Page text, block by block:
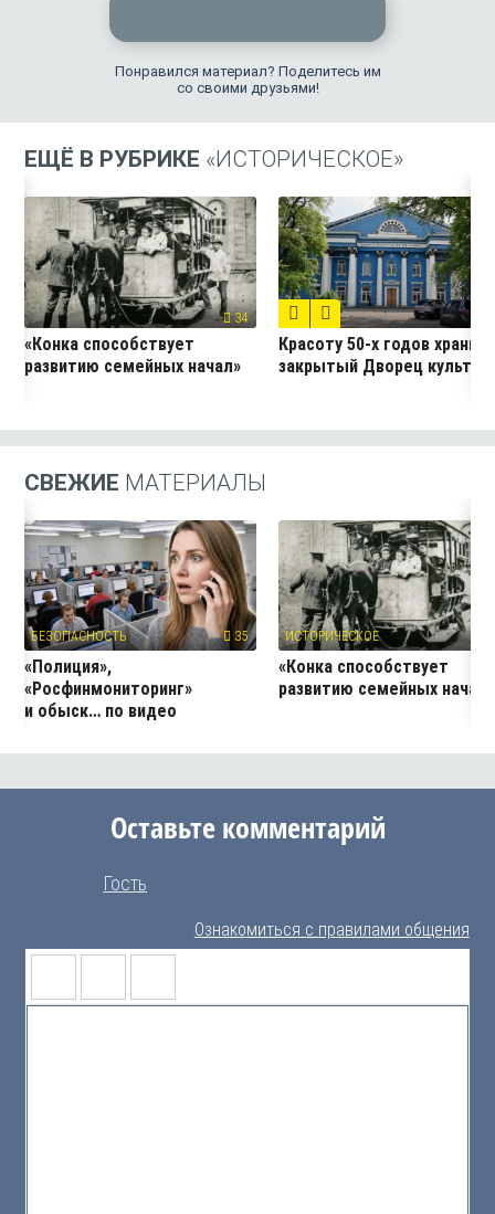
Понравился материал? Поделитесь им
со своими друзьями!
ЕЩЁ В РУБРИКЕ «ИСТОРИЧЕСКОЕ»
34
«Конка способствует
развитию семейных начал»
Красоту 50-х годов хранит
закрытый Дворец
СВЕЖИЕ МАТЕРИАЛЫ
БЕЗОПАСНОСТЬ 35
«Полиция»,
«Росфинмониторинг»
и обыск… по видео
ИСТОРИЧЕСКОЕ
«Конка способствует
развитию семейных начал»
Оставьте комментарий
Гость
Ознакомиться с правилами общения